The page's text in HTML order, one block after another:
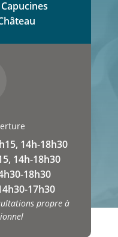
14h-18h30
14h-18h30
18h30
17h30
propre à